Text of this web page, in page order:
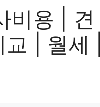
비용 | 견
| 월세 |